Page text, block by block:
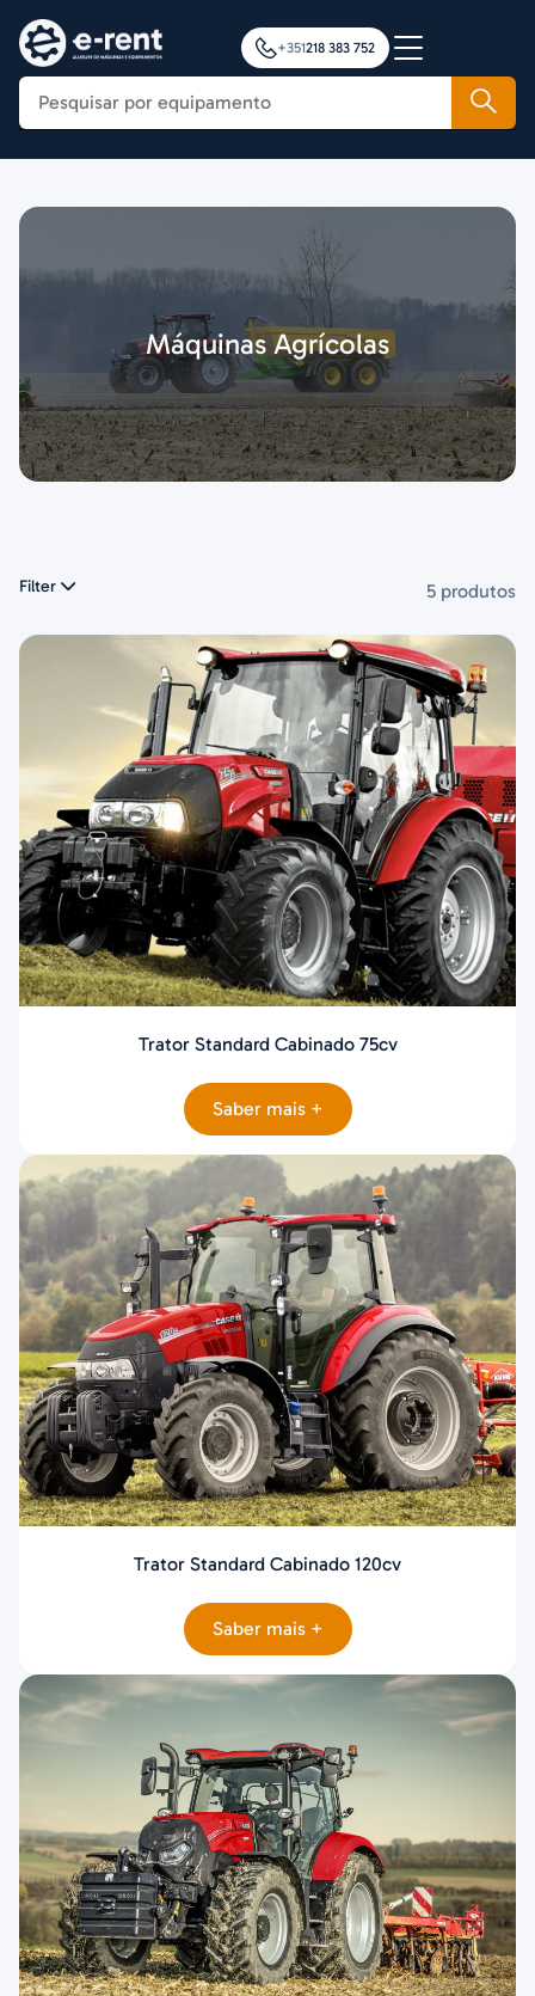
Construção
Movimentação de Cargas
Plataformas Elevatórias
Contactos
+351218 383 752
Máquinas Agrícolas
Filter 5 produtos
Trator Standard Cabinado 75cv
Saber mais +
Trator Standard Cabinado 120cv
Saber mais +